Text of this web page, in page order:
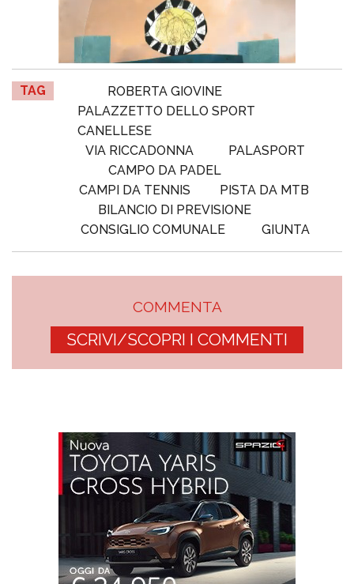
TAG
ROBERTA GIOVINE
PALAZZETTO DELLO SPORT
CANELLESE
VIA RICCADONNA
PALASPORT
CAMPO DA PADEL
CAMPI DA TENNIS
PISTA DA MTB
BILANCIO DI PREVISIONE
CONSIGLIO COMUNALE
GIUNTA
COMMENTA
SCRIVI/SCOPRI I COMMENTI